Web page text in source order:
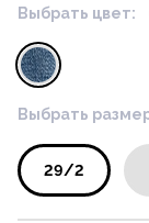
Выбрать цвет:
Выбрать
29/2